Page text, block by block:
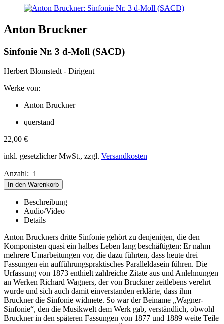
Anton Bruckner
Sinfonie Nr. 3 d-Moll (SACD)
Herbert Blomstedt - Dirigent
Werke von:
Anton Bruckner
querstand
22,00 €
inkl. gesetzlicher MwSt., zzgl. Versandkosten
Anzahl:
Beschreibung
Audio/Video
Details
Anton Bruckners dritte Sinfonie gehört zu denjenigen, die den
Komponisten quasi ein halbes Leben lang beschäftigten: Er nahm
mehrere Umarbeitungen vor, die dazu führten, dass heute drei
Fassungen ein aufführungspraktisches Paralleldasein führen. Die
Urfassung von 1873 enthielt zahlreiche Zitate aus und Anlehnungen
an Werken Richard Wagners, der von Bruckner zeitlebens verehrt
wurde und sich auch damit einverstanden erklärte, dass ihm
Bruckner die Sinfonie widmete. So war der Beiname „Wagner-
Sinfonie“, den die Musikwelt dem Werk gab, verständlich, obwohl
Bruckner in den späteren Fassungen von 1877 und 1889 weite Teile